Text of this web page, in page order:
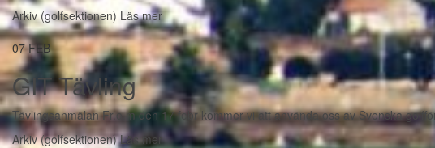
Arkiv (golfsektionen) Läs mer
07FEB
GIT Tävling
Tävlingsanmälan Fr.o.m den 17 febr kommer vi att använda oss av Svenska
Arkiv (golfsektionen) Läs mer